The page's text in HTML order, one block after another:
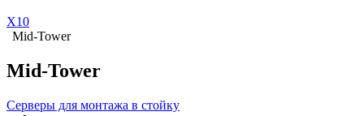
X10
Mid-Tower
Mid-Tower
Серверы для монтажа в стойку